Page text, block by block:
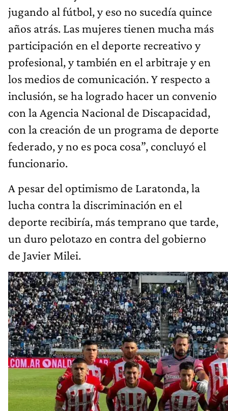
jugando al fútbol, y eso no sucedía quince
años atrás. Las mujeres tienen mucha más
participación en el deporte recreativo y
profesional, y también en el arbitraje y en
los medios de comunicación. Y respecto a
inclusión, se ha logrado hacer un convenio
con la Agencia Nacional de Discapacidad,
con la creación de un programa de deporte
federado, y no es poca cosa”, concluyó el
funcionario.
A pesar del optimismo de Laratonda, la
lucha contra la discriminación en el
deporte recibiría, más temprano que tarde,
un duro pelotazo en contra del gobierno
de Javier Milei.